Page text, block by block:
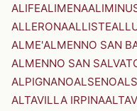
ALIFEALIMENA
ALLERONAALLISTE
ALME'ALMENNO SAN
ALMENNO SAN
ALPIGNANOALSENO
ALTAVILLA IRPINA